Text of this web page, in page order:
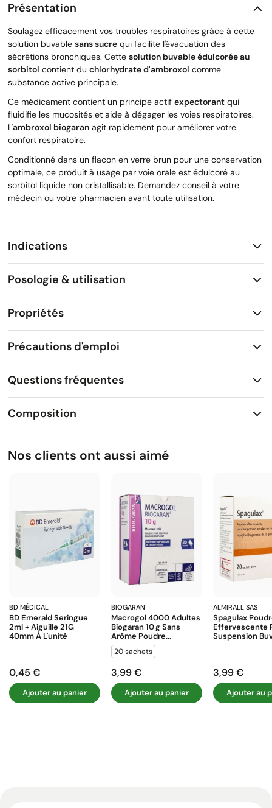
Présentation
Soulagez efficacement vos troubles respiratoires grâce à cette
solution buvable sans sucre qui facilite l'évacuation des
sécrétions bronchiques. Cette solution buvable édulcorée au
sorbitol contient du chlorhydrate d'ambroxol comme
substance active principale.
Ce médicament contient un principe actif expectorant qui
fluidifie les mucosités et aide à dégager les voies respiratoires.
L'ambroxol biogaran agit rapidement pour améliorer votre
confort respiratoire.
Conditionné dans un flacon en verre brun pour une conservation
optimale, ce produit à usage par voie orale est édulcoré au
sorbitol liquide non cristallisable. Demandez conseil à votre
médecin ou votre pharmacien avant toute utilisation.
Indications
Posologie & utilisation
Propriétés
Précautions d'emploi
Questions fréquentes
Composition
Nos clients ont aussi aimé
BD MÉDICAL
BD Emerald Seringue
2ml + Aiguille 21G
40mm À L'unité
Prix
0,45 €
Ajouter au panier
BIOGARAN
Macrogol 4000 Adultes
Biogaran 10 G Sans
Arôme Poudre...
20 sachets
Prix
3,99 €
Ajouter au panier
ALMIRALL SAS
Spagulax
Effervescente
Suspension
Prix
3,99 €
Ajouter au